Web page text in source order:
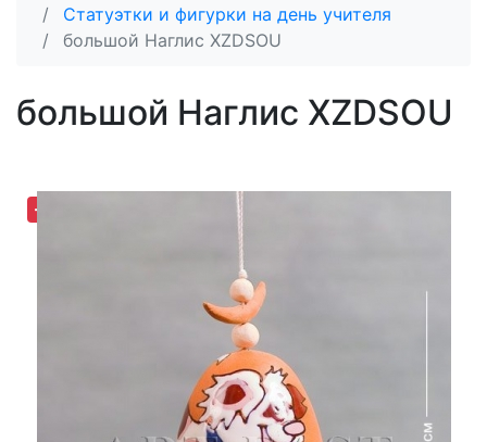
Статуэтки и фигурки на день учителя
большой Наглис XZDSOU
большой Наглис XZDSOU
-46,29%